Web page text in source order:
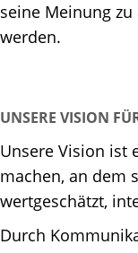
seine Meinung
werden.
UNSERE VISION
Unsere Vision ist
machen, an dem
wertgeschätzt,
Durch